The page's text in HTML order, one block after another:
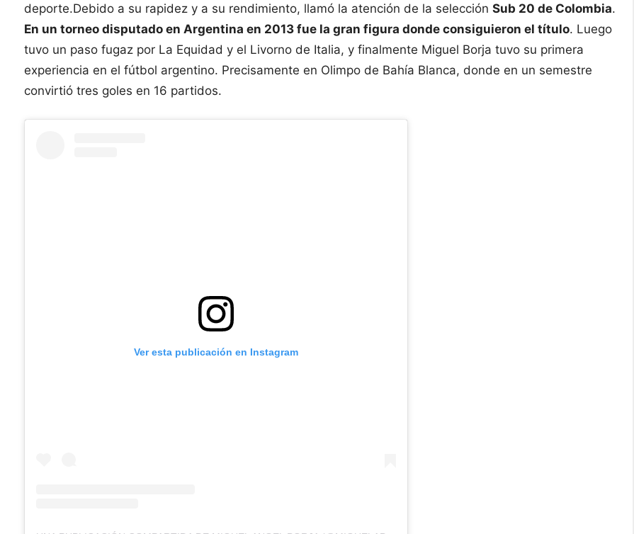
deporte.Debido a su rapidez y a su rendimiento, llamó la atención de la selección Sub 20 de Colombia.
En un torneo disputado en Argentina en 2013 fue la gran figura donde consiguieron el título. Luego
tuvo un paso fugaz por La Equidad y el Livorno de Italia, y finalmente Miguel Borja tuvo su primera
experiencia en el fútbol argentino. Precisamente en Olimpo de Bahía Blanca, donde en un semestre
convirtió tres goles en 16 partidos.
Ver esta publicación en Instagram